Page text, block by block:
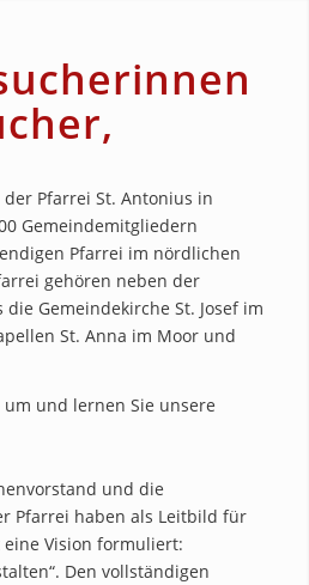
Pfarrei St. Antonius in
Gemeindemitgliedern
Pfarrei im nördlichen
gehören neben der
Gemeindekirche St. Josef im
St. Anna im Moor und
um und lernen Sie unsere
und die
Pfarrei haben als Leitbild für
Vision formuliert:
Den vollständigen